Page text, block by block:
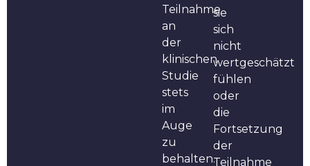
Teilnahme
an
der
klinischen
Studie
stets
im
Auge
zu
behalten.
sie
sich
nicht
wertgeschätzt
fühlen
oder
die
Fortsetzung
der
Teilnahme